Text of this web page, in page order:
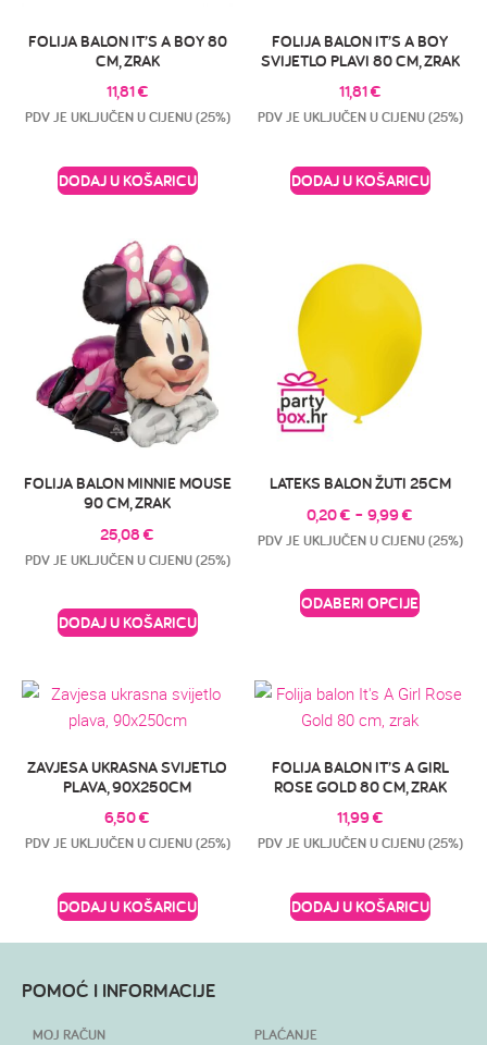
FOLIJA BALON IT’S A BOY 80
CM, ZRAK
11,81€
PDV JE UKLJUČEN U CIJENU (25%)
DODAJ U KOŠARICU
FOLIJA BALON IT’S A BOY
SVIJETLO PLAVI 80 CM, ZRAK
11,81€
PDV JE UKLJUČEN U CIJENU (25%)
DODAJ U KOŠARICU
FOLIJA BALON MINNIE MOUSE
90 CM, ZRAK
25,08 €
PDV JE UKLJUČEN U CIJENU (25%)
DODAJ U KOŠARICU
LATEKS BALON ŽUTI 25CM
0,20€ – 9,99€
PDV JE UKLJUČEN U CIJENU (25%)
ODABERI OPCIJE
ZAVJESA UKRASNA SVIJETLO
PLAVA, 90X250CM
6,50€
PDV JE UKLJUČEN U CIJENU (25%)
DODAJ U KOŠARICU
FOLIJA BALON IT’S A GIRL
ROSE GOLD 80 CM, ZRAK
11,99€
PDV JE UKLJUČEN U CIJENU (25%)
DODAJ U KOŠARICU
POMOĆ I INFORMACIJE
MOJ RAČUN
PLAĆANJE